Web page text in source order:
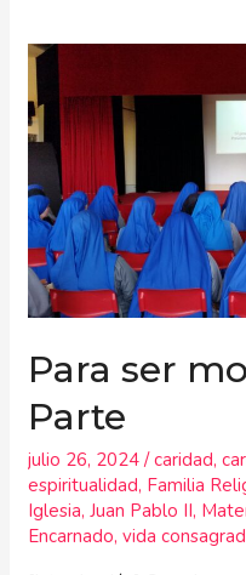
Para ser
Parte
julio 26, 2024/caridad,
espiritualidad, Familia
Iglesia,Juan Pablo II,
Encarnado,vida
Para
ser
monjas
de
10–
1ª
Parte